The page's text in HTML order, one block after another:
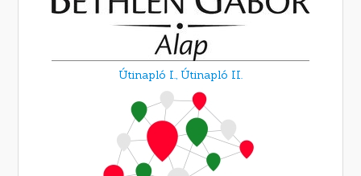
Útinapló I., Útinapló II.